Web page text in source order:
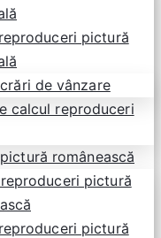
pictură
de vânzare
calcul reproduceri
românească
pictură
pictură